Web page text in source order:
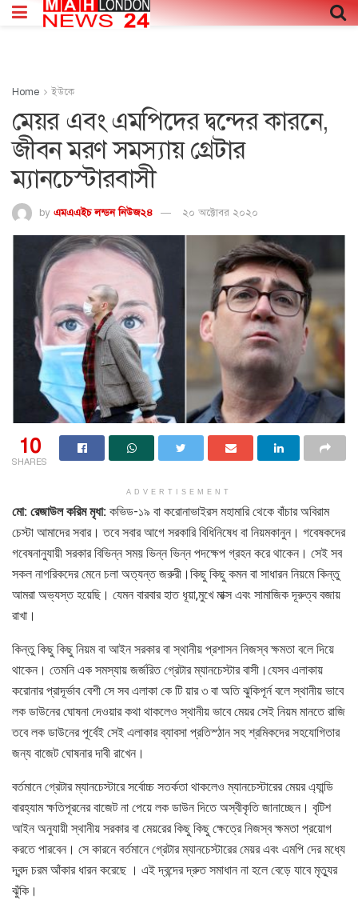
Home ইউকে
মেয়র এবং এমপিদের দ্বন্দের কারনে,
জীবন মরণ সমস্যায় গ্রেটার
ম্যানচেস্টারবাসী
by এমএএইচ লন্ডন নিউজ২৪ ২০ অক্টোবর ২০২০
10
SHARES
ADVERTISEMENT
মো: রেজাউল করিম মৃধা: কভিড-১৯ বা করোনাভাইরস মহামারি থেকে বাঁচার অবিরাম
চেস্টা আমাদের সবার। তবে সবার আগে সরকারি বিধিনিষেধ বা নিয়মকানুন। গবেষকদের
গবেষনানুযায়ী সরকার বিভিন্ন সময় ভিন্ন ভিন্ন পদক্ষেপ গ্রহন করে থাকেন। সেই সব
সকল নাগরিকদের মেনে চলা অত্যন্ত জরুরী।কিছু কিছু কমন বা সাধারন নিয়মে কিন্তু
আমরা অভ্যস্ত হয়েছি। যেমন বারবার হাত ধূয়া,মুখে মাক্স এবং সামাজিক দূরুত্ব বজায়
রাখা।
কিন্তু কিছু কিছু নিয়ম বা আইন সরকার বা স্থানীয় প্রশাসন নিজস্ব ক্ষমতা বলে দিয়ে
থাকেন। তেমনি এক সমস্যায় জর্জরিত গ্রেটার ম্যানচেস্টার বাসী।যেসব এলাকায়
করোনার প্রাদূর্ভাব বেশী সে সব এলাকা কে টি য়ার ৩ বা অতি ঝুকিপূর্ন বলে স্থানীয় ভাবে
লক ডাউনের ঘোষনা দেওয়ার কথা থাকলেও স্থানীয় ভাবে মেয়র সেই নিয়ম মানতে রাজি
তবে লক ডাউনের পূর্বেই সেই এলাকার ব্যাবসা প্রতিস্ঠান সহ শ্রমিকদের সহযোগিতার
জন্য বাজেট ঘোষনার দাবী রাখেন।
বর্তমানে গ্রেটার ম্যানচেস্টারে সর্বোচ্চ সতর্কতা থাকলেও ম্যানচেস্টারের মেয়র এ্যান্ডি
বারহ্যাম ক্ষতিপূরনের বাজেট না পেয়ে লক ডাউন দিতে অস্বীকৃতি জানাচ্ছেন। বৃটিশ
আইন অনুযায়ী স্থানীয় সরকার বা মেয়রের কিছু কিছু ক্ষেত্রে নিজস্ব ক্ষমতা প্রয়োগ
করতে পারবেন। সে কারনে বর্তমানে গ্রেটার ম্যানচেস্টারের মেয়র এবং এমপি দের মধ্যে
দ্বন্দ চরম আঁকার ধারন করেছে । এই দ্বন্দের দ্রুত সমাধান না হলে বেড়ে যাবে মৃত্যুর
ঝুঁকি।